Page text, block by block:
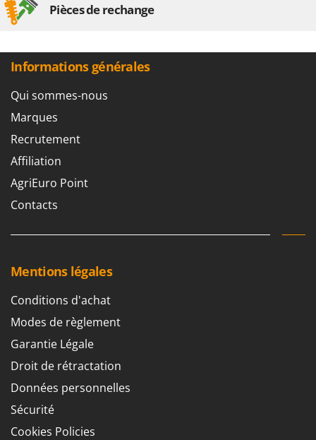
Pièces de rechange
Informations générales
Qui sommes-nous
Marques
Recrutement
Affiliation
AgriEuro Point
Contacts
Mentions légales
Conditions d'achat
Modes de règlement
Garantie Légale
Droit de rétractation
Données personnelles
Sécurité
Cookies Policies